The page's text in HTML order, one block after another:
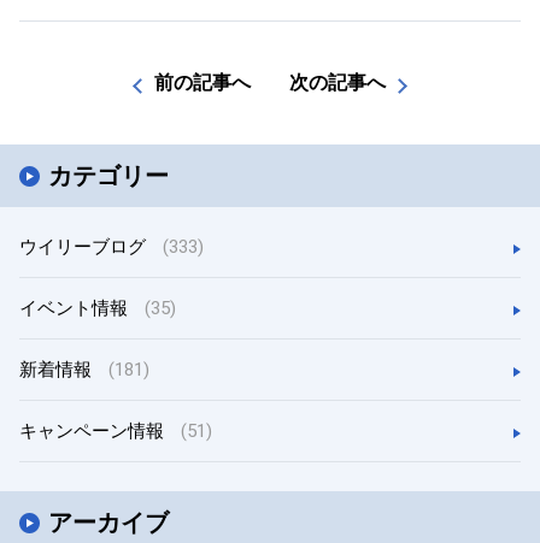
カテゴリー
ウイリーブログ (333)
イベント情報 (35)
新着情報 (181)
キャンペーン情報 (51)
アーカイブ
前の記事へ 次の記事へ